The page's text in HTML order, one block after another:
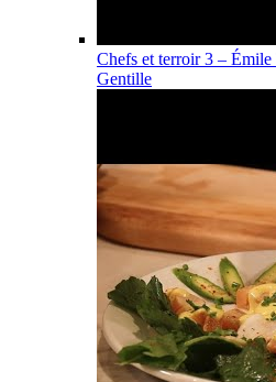
Chefs et terroir 3 –
Gentille